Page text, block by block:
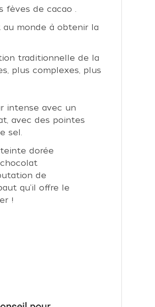
de cacao .
monde à obtenir la
traditionnelle de la
plus complexes, plus
intense avec un
avec des pointes
sel.
dorée
de
qu'il offre le
!